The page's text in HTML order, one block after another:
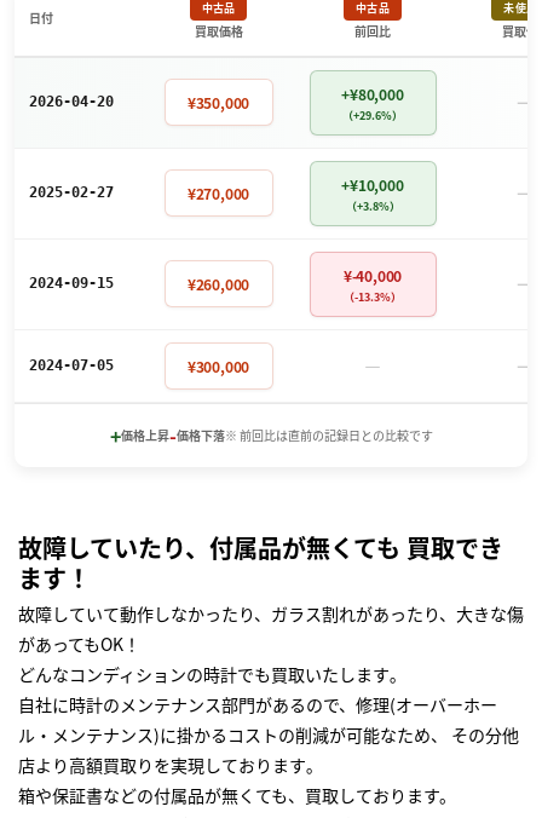
日付
中古品
買取価格
中古品
前回比
未使用
買取価
2026-04-20 ¥350,000 +¥80,000
（+29.6%） －
2025-02-27 ¥270,000 +¥10,000
（+3.8%） －
2024-09-15 ¥260,000 ¥-40,000
（-13.3%） －
2024-07-05 ¥300,000 － －
+価格上昇-価格下落※ 前回比は直前の記録日との比較です
故障していたり、付属品が無くても 買取でき
ます！
故障していて動作しなかったり、ガラス割れがあったり、大きな傷
があってもOK！
どんなコンディションの時計でも買取いたします｡
自社に時計のメンテナンス部門があるので、修理(オーバーホー
ル・メンテナンス)に掛かるコストの削減が可能なため、 その分他
店より高額買取りを実現しております｡
箱や保証書などの付属品が無くても、買取しております。